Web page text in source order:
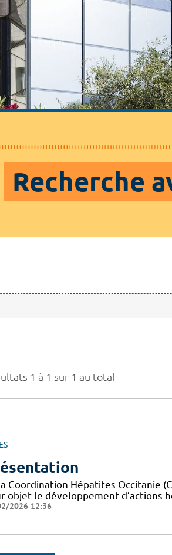
Recherche
1 à 1 sur 1 au total
Coordination Hépatites Occitanie
objet le développement d’actions
2026 12:36